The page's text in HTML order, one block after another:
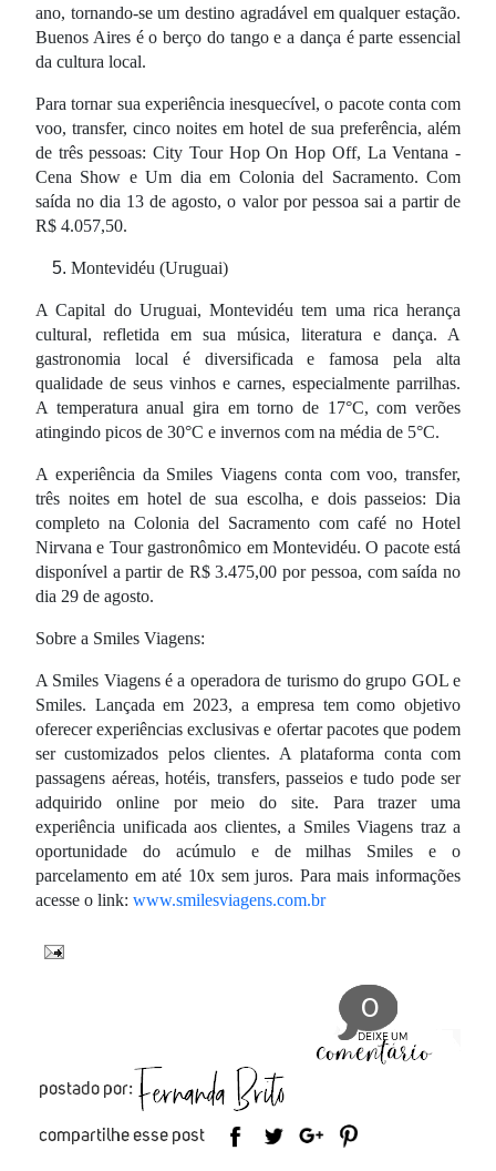
ano, tornando-se um destino agradável em qualquer estação.
Buenos Aires é o berço do tango e a dança é parte essencial
da cultura local.
Para tornar sua experiência inesquecível, o pacote conta com
voo, transfer, cinco noites em hotel de sua preferência, além
de três pessoas: City Tour Hop On Hop Off, La Ventana -
Cena Show e Um dia em Colonia del Sacramento. Com
saída no dia 13 de agosto, o valor por pessoa sai a partir de
R$ 4.057,50.
Montevidéu (Uruguai)
A Capital do Uruguai, Montevidéu tem uma rica herança
cultural, refletida em sua música, literatura e dança. A
gastronomia local é diversificada e famosa pela alta
qualidade de seus vinhos e carnes, especialmente parrilhas.
A temperatura anual gira em torno de 17°C, com verões
atingindo picos de 30°C e invernos com na média de 5°C.
A experiência da Smiles Viagens conta com voo, transfer,
três noites em hotel de sua escolha, e dois passeios: Dia
completo na Colonia del Sacramento com café no Hotel
Nirvana e Tour gastronômico em Montevidéu. O pacote está
disponível a partir de R$ 3.475,00 por pessoa, com saída no
dia 29 de agosto.
Sobre a Smiles Viagens:
A Smiles Viagens é a operadora de turismo do grupo GOL e
Smiles. Lançada em 2023, a empresa tem como objetivo
oferecer experiências exclusivas e ofertar pacotes que podem
ser customizados pelos clientes. A plataforma conta com
passagens aéreas, hotéis, transfers, passeios e tudo pode ser
adquirido online por meio do site. Para trazer uma
experiência unificada aos clientes, a Smiles Viagens traz a
oportunidade do acúmulo e de milhas Smiles e o
parcelamento em até 10x sem juros. Para mais informações
acesse o link: www.smilesviagens.com.br
0